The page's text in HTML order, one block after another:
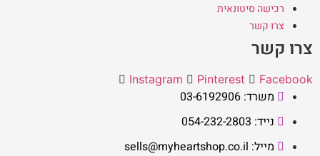
רכישה סיטונאית
צרו קשר
צרו קשר
Instagram Pinterest Facebook
משרד: 03-6192906
נייד: 054-232-2803
מייל: sells@myheartshop.co.il